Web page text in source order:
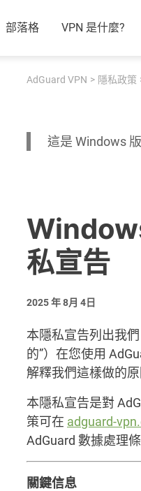
部落格 VPN 是什麼?
AdGuard VPN 隱私政策
這是 Windows
私宣告
2025 年 8月 4日
本隱私宣告列出我
的”）在您使用
解釋我們這樣做的
本隱私宣告是對
策可在 adguard-
AdGuard 數據處理
關鍵信息